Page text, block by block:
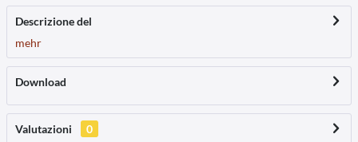
Descrizione del
mehr
Download
Valutazioni
0